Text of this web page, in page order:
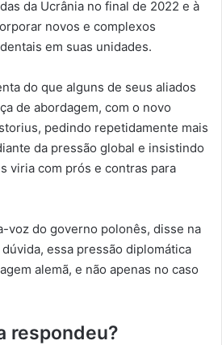
da Ucrânia no final de 2022 e à
novos e complexos
em suas unidades.
do que alguns de seus aliados
de abordagem, com o novo
pedindo repetidamente mais
da pressão global e insistindo
viria com prós e contras para
voz do governo polonês, disse na
essa pressão diplomática
alemã, e não apenas no caso
respondeu?